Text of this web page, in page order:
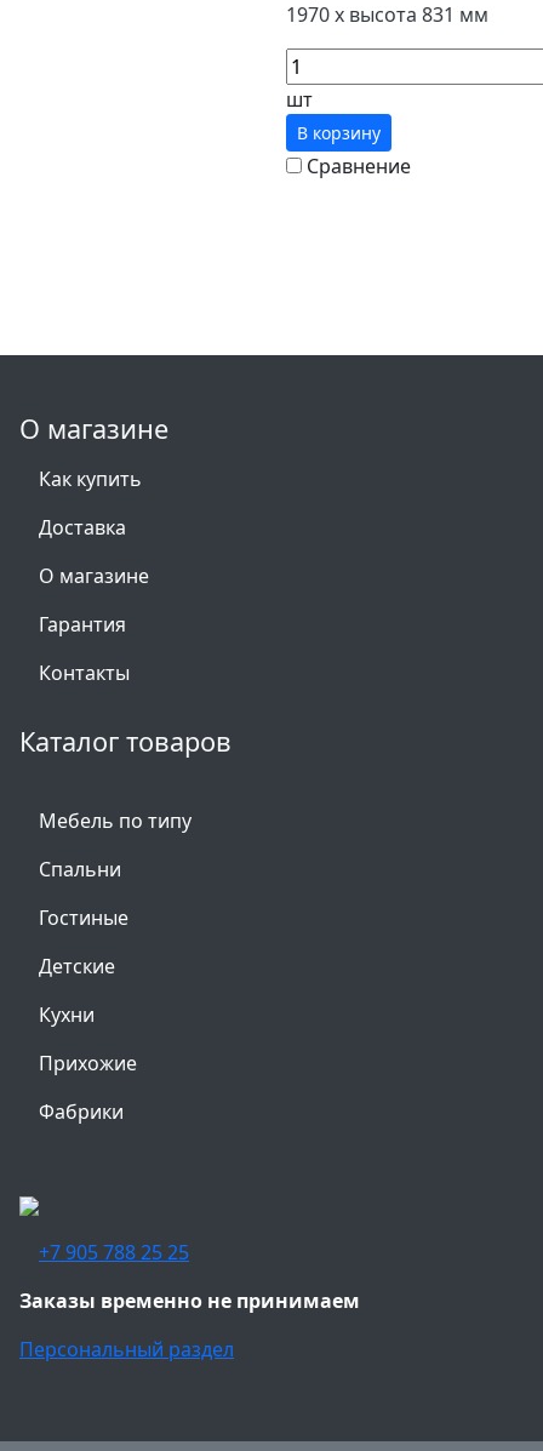
1970 x высота 831 мм
шт
В корзину
Сравнение
О магазине
Как купить
Доставка
О магазине
Гарантия
Контакты
Каталог товаров
Мебель по типу
Спальни
Гостиные
Детские
Кухни
Прихожие
Фабрики
+7 905 788 25 25
Заказы временно не принимаем
Персональный раздел